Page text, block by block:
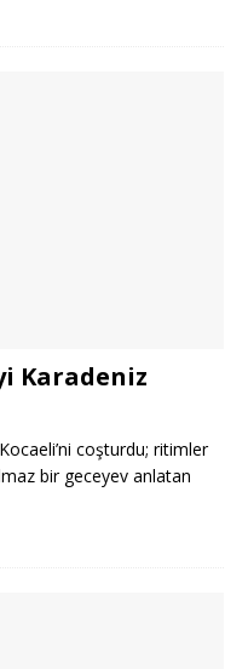
Karadeniz
coşturdu; ritimler
bir geceyev anlatan